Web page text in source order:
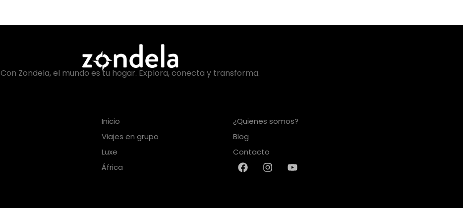
Con Zondela, el mundo es tu hogar. Explora, conecta y transforma.
Inicio
Viajes en grupo
Luxe
África
¿Quienes somos?
Blog
Contacto